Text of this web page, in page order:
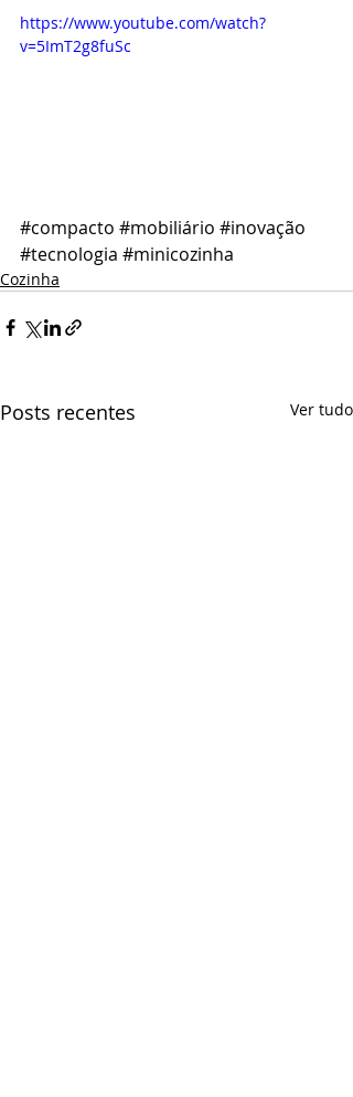
https://www.youtube.com/watch?
v=5ImT2g8fuSc
#compacto #mobiliário #inovação
#tecnologia #minicozinha
Cozinha
Posts recentes Ver tudo